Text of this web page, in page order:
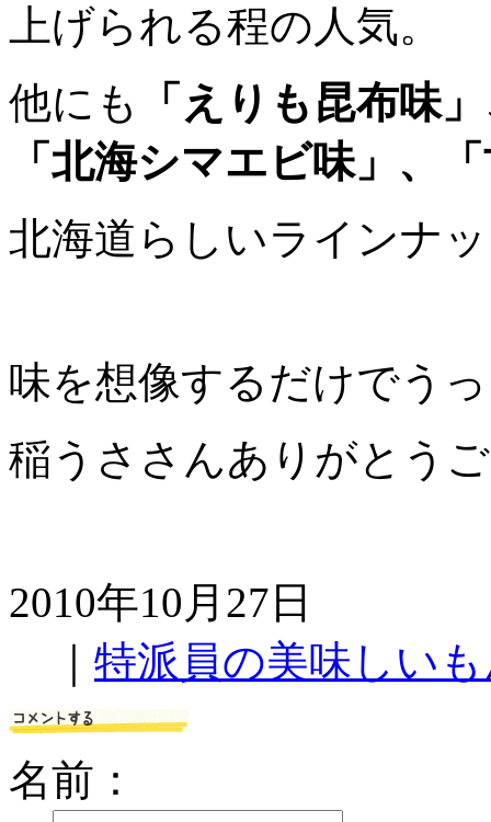
上げられる程の人気。
他にも
「えりも昆布味
「北海シマエビ味」、
北海道らしいラインナ
味を想像するだけでう
稲うささんありがとう
2010年10月27日
特派員の美味しい
名前：